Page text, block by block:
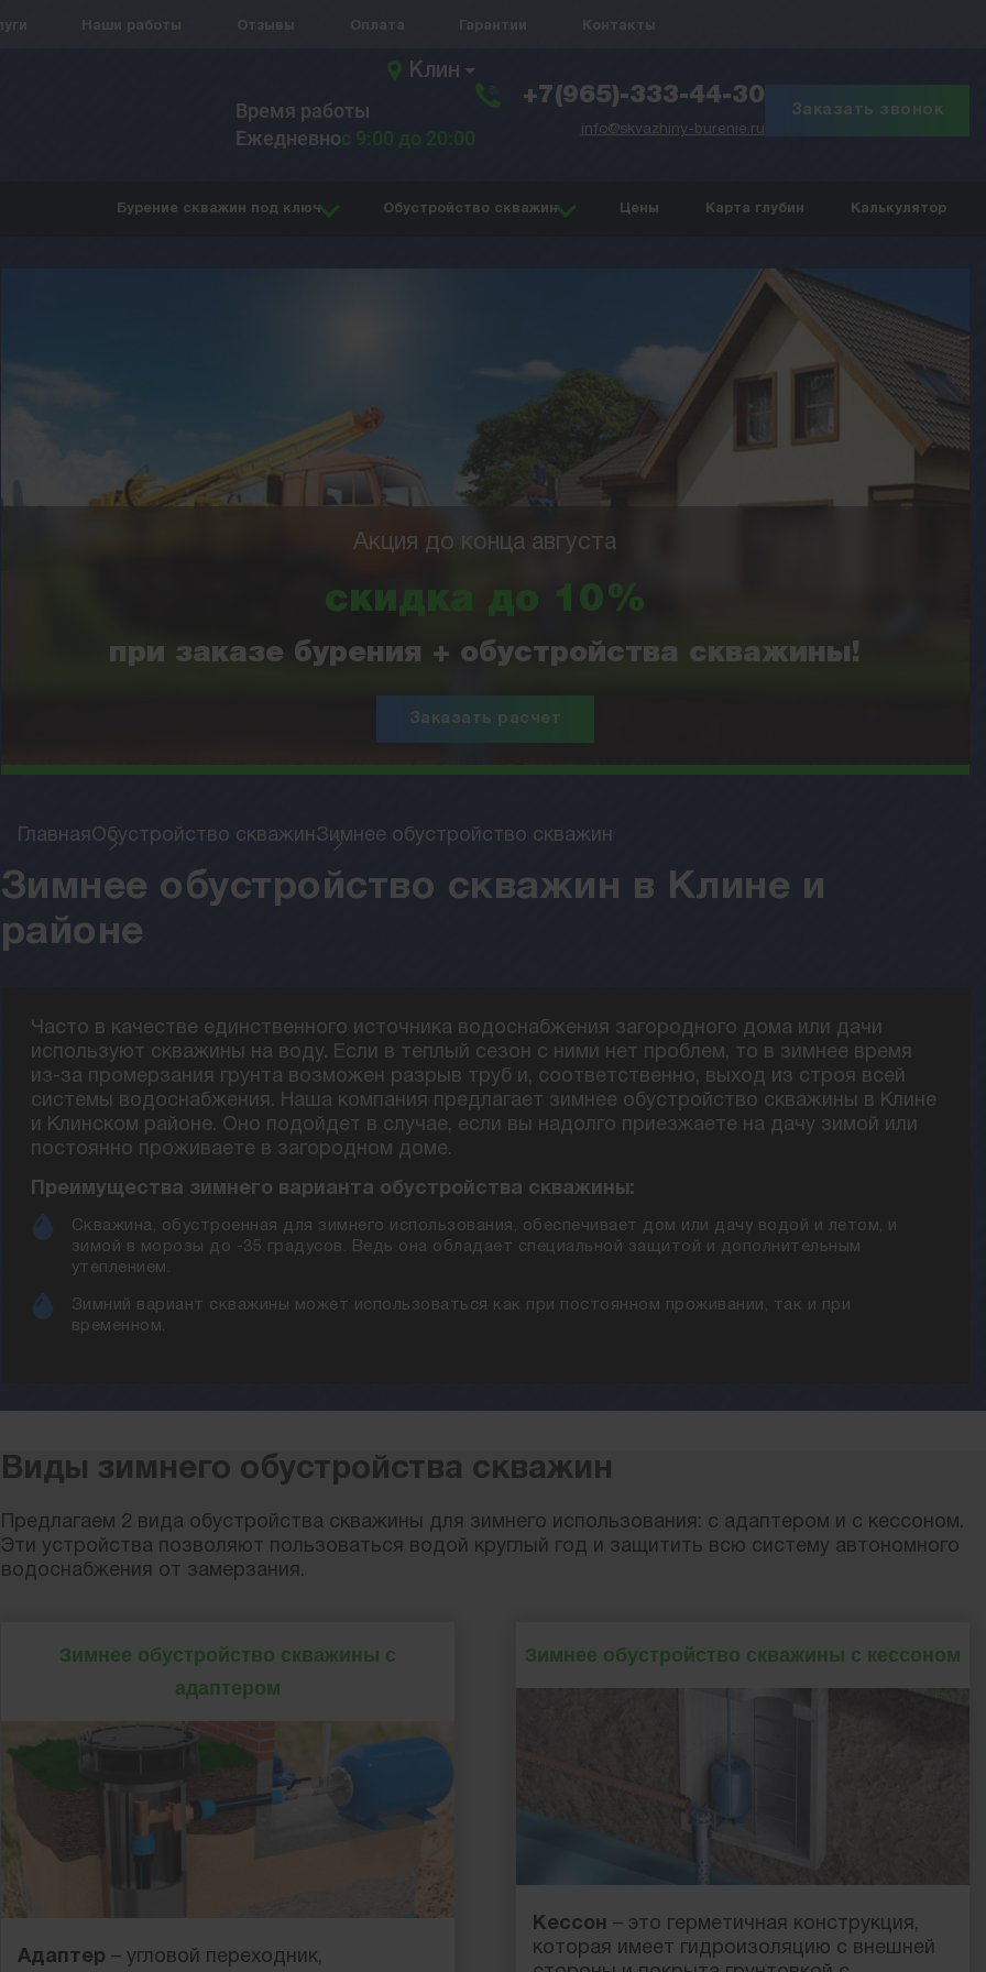
Наши работы Отзывы Оплата Гарантии Контакты
Клин
Время работы
Ежедневнос 9:00 до 20:00
+7(965)-333-44-30
info@skvazhiny-burenie.ru
Заказать звонок
Бурение скважин под ключ Обустройство скважин Цены Карта глубин Калькулятор
Акция до конца августа
скидка до 10%
при заказе бурения + обустройства скважины!
Заказать расчет
ГлавнаяОбустройство скважинЗимнее обустройство скважин
Зимнее обустройство скважин в Клине и
районе
Часто в качестве единственного источника водоснабжения загородного дома или дачи
используют скважины на воду. Если в теплый сезон с ними нет проблем, то в зимнее время
из-за промерзания грунта возможен разрыв труб и, соответственно, выход из строя всей
системы водоснабжения. Наша компания предлагает зимнее обустройство скважины в Клине
и Клинском районе. Оно подойдет в случае, если вы надолго приезжаете на дачу зимой или
постоянно проживаете в загородном доме.
Преимущества зимнего варианта обустройства скважины:
Скважина, обустроенная для зимнего использования, обеспечивает дом или дачу водой и летом, и
зимой в морозы до -35 градусов. Ведь она обладает специальной защитой и дополнительным
утеплением.
Зимний вариант скважины может использоваться как при постоянном проживании, так и при
временном.
Виды зимнего обустройства скважин
Предлагаем 2 вида обустройства скважины для зимнего использования: с адаптером и с кессоном.
Эти устройства позволяют пользоваться водой круглый год и защитить всю систему автономного
водоснабжения от замерзания.
Зимнее обустройство скважины с
адаптером
Адаптер – угловой переходник,
Зимнее обустройство скважины с кессоном
Кессон – это герметичная конструкция,
которая имеет гидроизоляцию с внешней